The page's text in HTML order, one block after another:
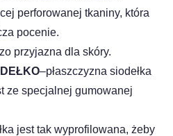
perforowanej tkaniny, która
pocenie.
przyjazna dla skóry.
–płaszczyzna siodełka
ze specjalnej gumowanej
jest tak wyprofilowana, żeby